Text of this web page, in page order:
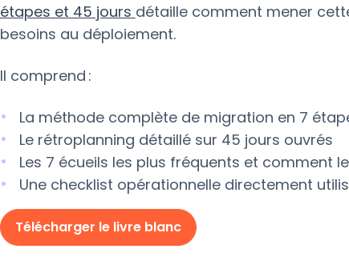
étapes et 45 jours détaille comment mener
besoins au déploiement.
Il comprend :
La méthode complète de migration en 7
Le rétroplanning détaillé sur 45 jours ouvrés
Les 7 écueils les plus fréquents et comment
Une checklist opérationnelle directement
Télécharger le livre blanc